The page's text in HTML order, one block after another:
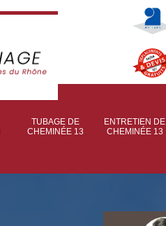
TUBAGE DE
CHEMINÉE 13
ENTRETIEN DE
CHEMINÉE 13